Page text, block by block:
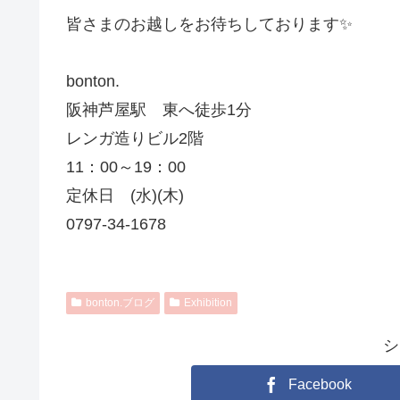
皆さまのお越しをお待ちしております✨
bonton.
阪神芦屋駅 東へ徒歩1分
レンガ造りビル2階
11：00～19：00
定休日 (水)(木)
0797-34-1678
bonton.ブログ Exhibition
Facebook